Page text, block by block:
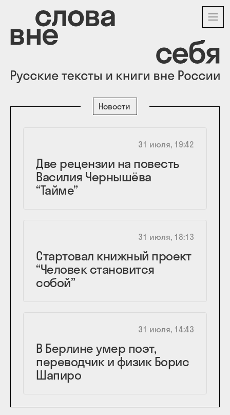
основному
содержанию
Новости
31 июля, 19:42
Две рецензии на повесть
Василия Чернышёва
“Тайме”
31 июля, 18:13
Стартовал книжный проект
“Человек становится
собой”
31 июля, 14:43
В Берлине умер поэт,
переводчик и физик Борис
Шапиро